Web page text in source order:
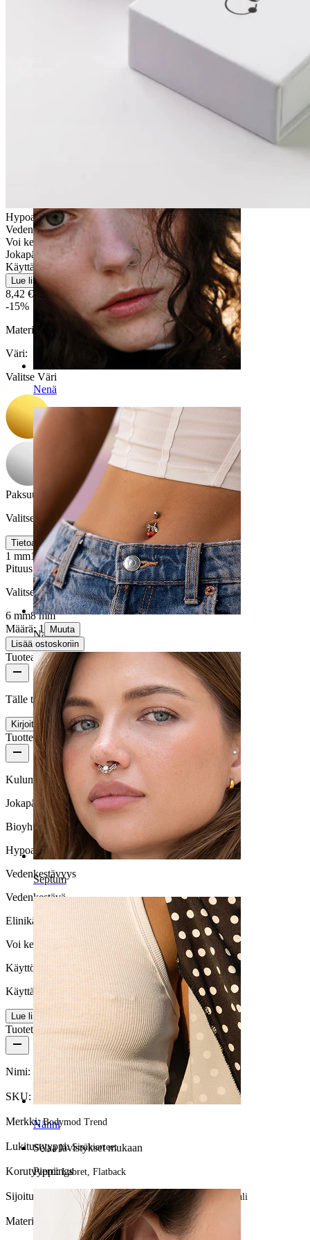
Nenä
Napa
Septum
Nänni
Selaa lävistykset mukaan
Piercings
Hypoallergeeninen
Vedenkestävä
Voi kestää eliniän
Jokapäiväiseen käyttöön
Käyttäjäystävällinen
Lue lisää
8,42 € 9,90 €
-15%
Materiaali:
Väri:
Valitse Väri
Paksuus
Valitse Paksuus
Tietoa koosta
1 mm1,2 mm
Pituus:
Valitse Pituus
6 mm8 mm
Määrä: 1
Muuta
Lisää ostoskoriin
Tuotearvostelut
Tälle tuotteelle ei ole vielä arvosteluja
Kirjoita arvostelu
Tuotteen laatu
Kulumisnopeus
Jokapäiväiseen käyttöön
Bioyhteensopivuus
Hypoallergeeninen
Vedenkestävyys
Vedenkestävä
Elinikä
Voi kestää eliniän
Käyttömukavuus
Käyttäjäystävällinen
Lue lisää
Tuotetiedot
Nimi: Kiehtova timanttikuvioitu titaanilabret
SKU: Labret-180
Merkki:Bodymod Trend
Lukitustyyppi:Sisäkierteet
Korutyyppi:Labret, Flatback
Sijoitus: Tragus, Korvalehti, Helix, Conch, Anti-helix, Huuli
Materiaali: Titaani